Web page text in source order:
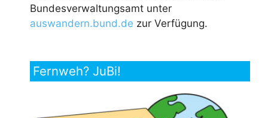
Bundesverwaltungsamt unter
auswandern.bund.de zur Verfügung.
Fernweh? JuBi!